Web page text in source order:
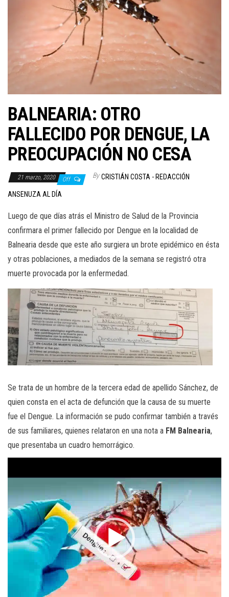
BALNEARIA: OTRO
FALLECIDO POR DENGUE, LA
PREOCUPACIÓN NO CESA
21 marzo, 2020 Off By CRISTIÁN COSTA - REDACCIÓN
ANSENUZA AL DÍA
Luego de que días atrás el Ministro de Salud de la Provincia
confirmara el primer fallecido por Dengue en la localidad de
Balnearia desde que este año surgiera un brote epidémico en ésta
y otras poblaciones, a mediados de la semana se registró otra
muerte provocada por la enfermedad.
Se trata de un hombre de la tercera edad de apellido Sánchez, de
quien consta en el acta de defunción que la causa de su muerte
fue el Dengue. La información se pudo confirmar también a través
de sus familiares, quienes relataron en una nota a FM Balnearia,
que presentaba un cuadro hemorrágico.
de
video